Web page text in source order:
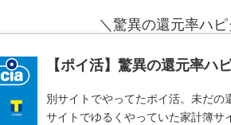
＼驚異の還元率ハピ
【ポイ活】驚異の還元率ハ
別サイトでやってたポイ活。未だの
サイトでゆるくやっていた家計簿サ